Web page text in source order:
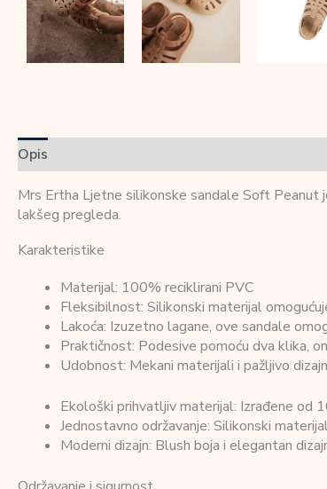
Opis
Mrs Ertha Ljetne silikonske sandale Soft Peanut
lakšeg pregleda.
Karakteristike
Materijal: 100% reciklirani PVC
Fleksibilnost: Silikonski materijal
Lakoća: Izuzetno lagane, ove sandale
Praktičnost: Podesive pomoću dva klika,
Udobnost: Mekani materijali i pažljivo
Ekološki prihvatljiv materijal: Izrađene od
Jednostavno održavanje: Silikonski
Moderni dizajn: Blush boja i elegantan